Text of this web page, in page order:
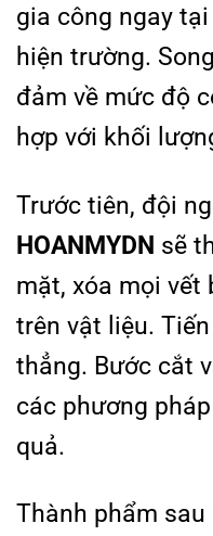
gia công ngay
hiện trường.
đảm về mức độ
hợp với khối
Trước tiên, đội
HOANMYDN sẽ
mặt, xóa mọi vết
trên vật liệu.
thẳng. Bước cắt
các phương
quả.
Thành phẩm